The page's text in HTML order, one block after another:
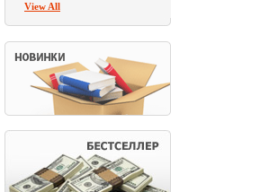
View All